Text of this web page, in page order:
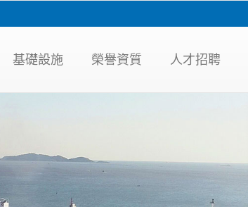
基礎設施 榮譽資質 人才招聘